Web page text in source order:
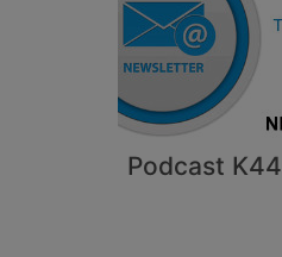
Podcast K44